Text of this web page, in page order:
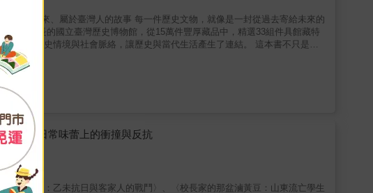
一件歷史文物，就像是一封從過去寄給未來的
共同成長的國立臺灣歷史博物館，從15萬件豐厚藏品中，精選33組件具館藏特
再現歷史情境與社會脈絡，讓歷史與當代生活產生了連結。 這本書不只是單
讀後，動身前往臺史博與這些文物「面對面」，親手簽收這份跨越時空的禮物，
附著在日常味蕾上的衝撞與反抗
頸精神：乙未抗日與客家人的戰鬥〉、〈校長家的那盆滷黃豆：山東流亡學生